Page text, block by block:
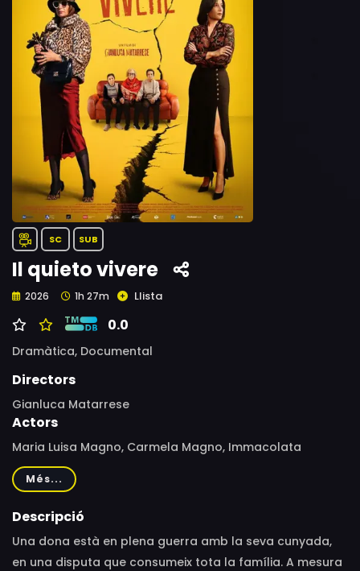
SC SUB
Il quieto vivere
2026 1h 27m Llista
0.0
Dramàtica, Documental
Directors
Gianluca Matarrese
Actors
Maria Luisa Magno, Carmela Magno, Immacolata
Capalbo, Concetta Magno, Sergio Biagio Turano, Sergio
Pucci, Filomena Magno
Més...
Descripció
Una dona està en plena guerra amb la seva cunyada,
en una disputa que consumeix tota la família. A mesura